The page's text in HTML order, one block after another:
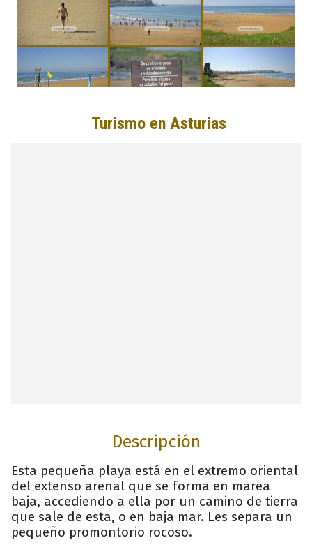
Descripción
Esta pequeña playa está en el extremo oriental
del extenso arenal que se forma en marea
baja, accediendo a ella por un camino de tierra
que sale de esta, o en baja mar. Les separa un
pequeño promontorio rocoso.